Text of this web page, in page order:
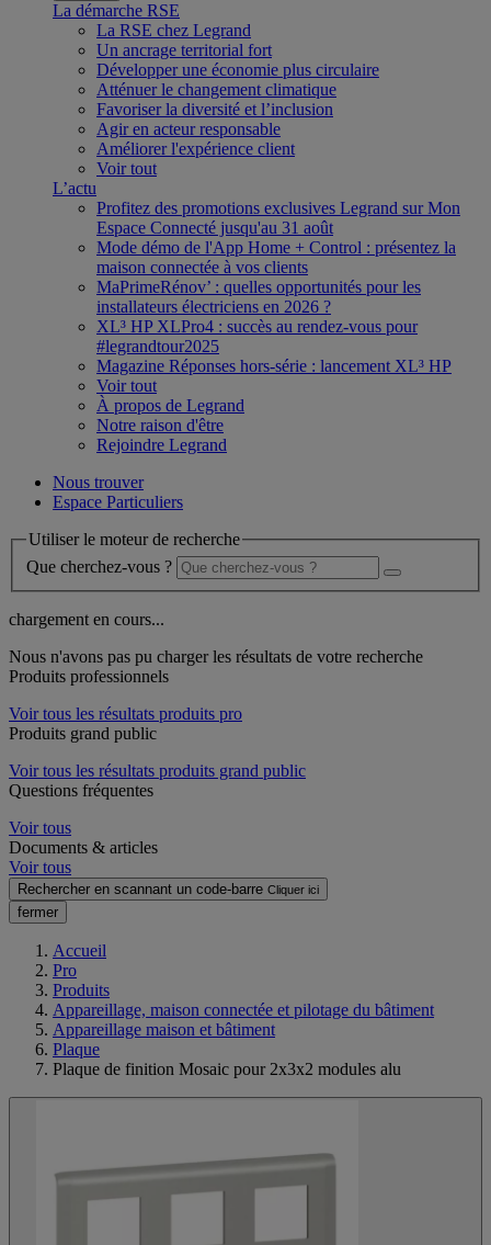
La démarche RSE
La RSE chez Legrand
Un ancrage territorial fort
Développer une économie plus circulaire
Atténuer le changement climatique
Favoriser la diversité et l’inclusion
Agir en acteur responsable
Améliorer l'expérience client
Voir tout
L’actu
Profitez des promotions exclusives Legrand sur Mon
Espace Connecté jusqu'au 31 août
Mode démo de l'App Home + Control : présentez la
maison connectée à vos clients
MaPrimeRénov’ : quelles opportunités pour les
installateurs électriciens en 2026 ?
XL³ HP XLPro4 : succès au rendez-vous pour
#legrandtour2025
Magazine Réponses hors-série : lancement XL³ HP
Voir tout
À propos de Legrand
Notre raison d'être
Rejoindre Legrand
Nous trouver
Espace Particuliers
Utiliser le moteur de recherche
Que cherchez-vous ?
chargement en cours...
Nous n'avons pas pu charger les résultats de votre recherche
Produits professionnels
Voir tous les résultats produits pro
Produits grand public
Voir tous les résultats produits grand public
Questions fréquentes
Voir tous
Documents & articles
Voir tous
Rechercher en scannant un code-barre Cliquer ici
fermer
Accueil
Pro
Produits
Appareillage, maison connectée et pilotage du bâtiment
Appareillage maison et bâtiment
Plaque
Plaque de finition Mosaic pour 2x3x2 modules alu